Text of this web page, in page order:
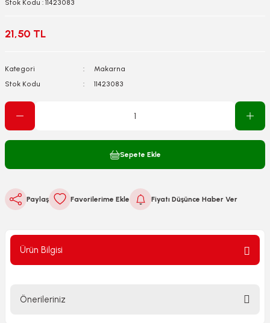
Stok Kodu : 11423083
21,50 TL
Kategori
Makarna
Stok Kodu
11423083
Sepete Ekle
Paylaş Fiyatı Düşünce Haber Ver
Ürün Bilgisi
Önerileriniz